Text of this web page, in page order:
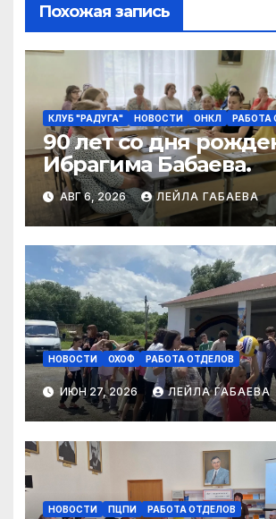
Похожая запись
КЛУБ "РАДУГА" НОВОСТИ ОНКЛ РАБОТА
90 лет со дня
Ибрагима Бабаева.
АВГ 6, 2026 ЛЕЙЛА ГАБАЕВА
НОВОСТИ ОХОФ РАБОТА ОТДЕЛОВ
ИЮН 27, 2026 ЛЕЙЛА ГАБАЕВА
НОВОСТИ ПЦПИ РАБОТА ОТДЕЛОВ